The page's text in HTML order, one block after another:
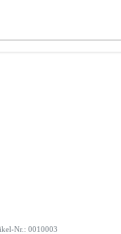
Nr.: 0010003